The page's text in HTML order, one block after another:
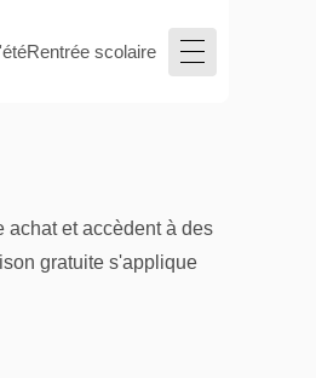
Rentrée scolaire
achat et accèdent à des
gratuite s'applique